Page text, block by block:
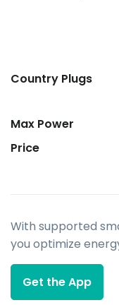
Country Plugs
Max Power
Price
With supported
you optimize
Get the App